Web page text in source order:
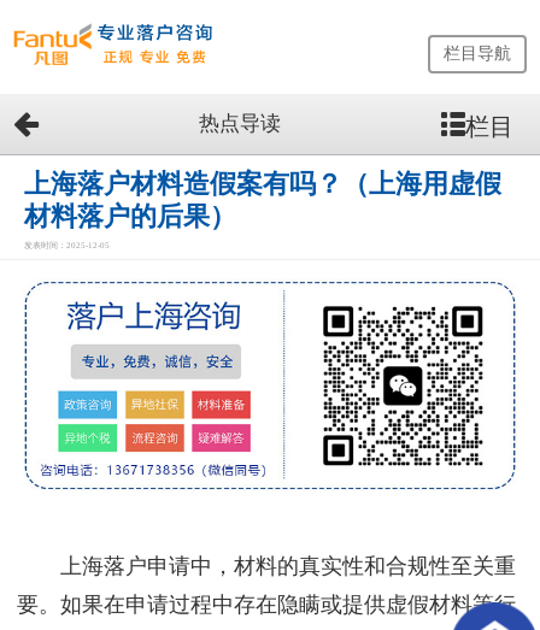
网
站
首
页
留
生
务
优
案
栏目导航
热点导读 栏目
上海落户材料造假案有吗？（上海用虚假
材料落户的后果）
发表时间：2025-12-05
上海落户申请中，材料的真实性和合规性至关重
要。如果在申请过程中存在隐瞒或提供虚假材料等行